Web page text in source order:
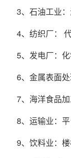
3、石油工业：
4、纺织厂： 代
5、发电厂：化
6、金属表面处
7、海洋食品加
8、运输业：平
9、饮料业：楼